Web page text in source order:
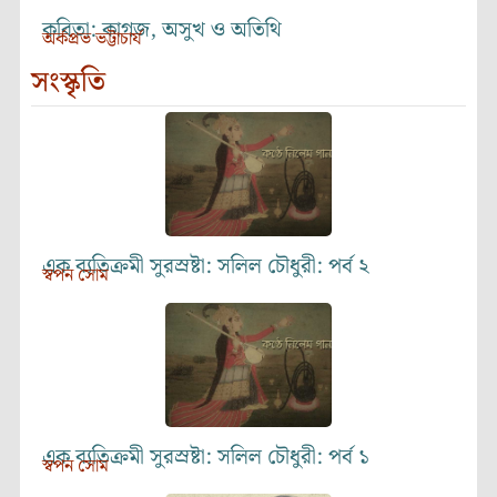
কবিতা: কাগজ, অসুখ ও অতিথি
অর্কপ্রভ ভট্টাচার্য
সংস্কৃতি
এক ব্যতিক্রমী সুরস্রষ্টা: সলিল চৌধুরী: পর্ব ২
স্বপন সোম
এক ব্যতিক্রমী সুরস্রষ্টা: সলিল চৌধুরী: পর্ব ১
স্বপন সোম